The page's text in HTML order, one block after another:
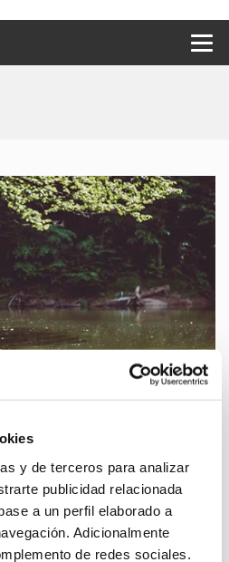
y de terceros para analizar
publicidad relacionada
a un perfil elaborado a
Adicionalmente
de redes sociales.
natural
ciclo, el agua depurada
al río o al mar mediante
o emisarios